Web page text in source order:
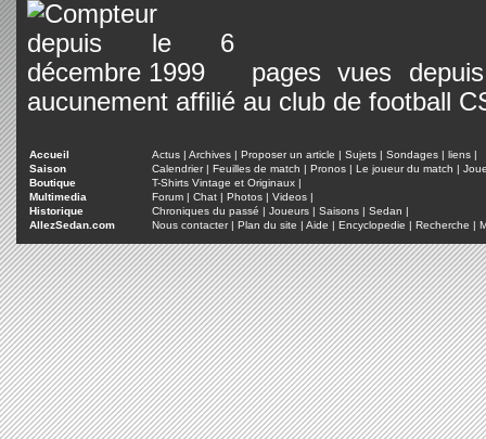
pages vues
aucunement affilié au club de football
Accueil Actus | Archives | Proposer un article | Sujets | Sondages | liens |
Saison
Calendrier| Feuilles de match | Pronos | Le joueur du match |
Boutique
T-Shirts Vintage et Originaux |
Multimedia
Forum | Chat | Photos | Videos |
Historique
Chroniques du passé | Joueurs | Saisons | Sedan |
AllezSedan.com
Nous contacter| Plan du site | Aide | Encyclopedie | Recherche |